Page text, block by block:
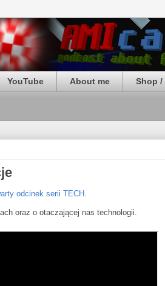
YouTube About me Shop /
odcinek serii TECH .
oraz o otaczającej nas technologii.